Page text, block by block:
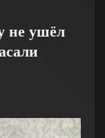
не ушёл